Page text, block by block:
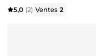
5,0 (2) Ventes2